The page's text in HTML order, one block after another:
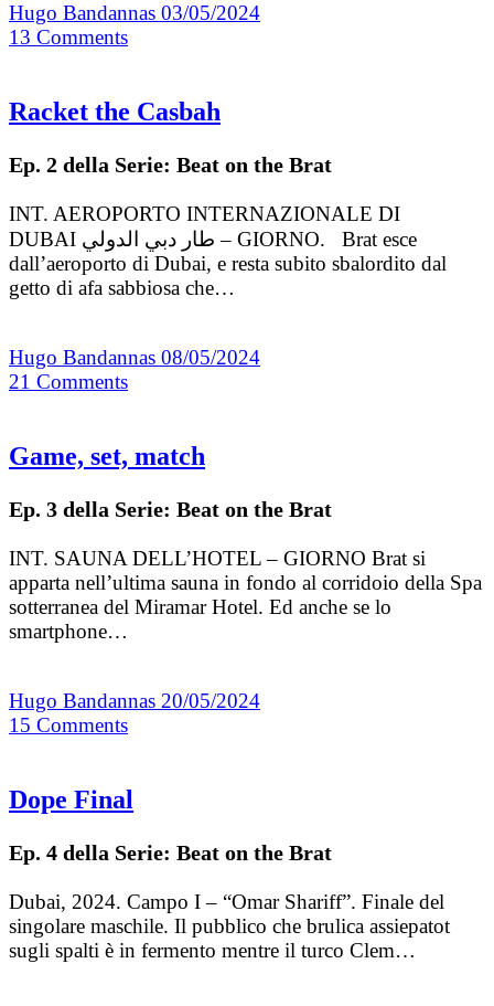
Hugo Bandannas 03/05/2024
13 Comments
Racket the Casbah
Ep. 2 della Serie: Beat on the Brat
INT. AEROPORTO INTERNAZIONALE DI
DUBAI طار دبي الدولي – GIORNO. Brat esce
dall’aeroporto di Dubai, e resta subito sbalordito dal
getto di afa sabbiosa che…
Hugo Bandannas 08/05/2024
21 Comments
Game, set, match
Ep. 3 della Serie: Beat on the Brat
INT. SAUNA DELL’HOTEL – GIORNO Brat si
apparta nell’ultima sauna in fondo al corridoio della Spa
sotterranea del Miramar Hotel. Ed anche se lo
smartphone…
Hugo Bandannas 20/05/2024
15 Comments
Dope Final
Ep. 4 della Serie: Beat on the Brat
Dubai, 2024. Campo I – “Omar Shariff”. Finale del
singolare maschile. Il pubblico che brulica assiepatot
sugli spalti è in fermento mentre il turco Clem…